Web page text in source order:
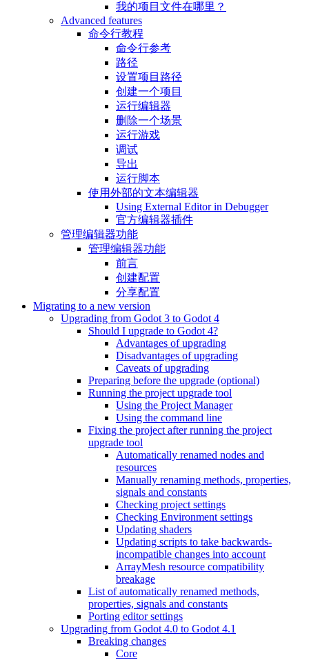
我的项目文件在哪里？
Advanced features
命令行教程
命令行参考
路径
设置项目路径
创建一个项目
运行编辑器
删除一个场景
运行游戏
调试
导出
运行脚本
使用外部的文本编辑器
Using External Editor in Debugger
官方编辑器插件
管理编辑器功能
管理编辑器功能
前言
创建配置
分享配置
Migrating to a new version
Upgrading from Godot 3 to Godot 4
Should I upgrade to Godot 4?
Advantages of upgrading
Disadvantages of upgrading
Caveats of upgrading
Preparing before the upgrade (optional)
Running the project upgrade tool
Using the Project Manager
Using the command line
Fixing the project after running the project
upgrade tool
Automatically renamed nodes and
resources
Manually renaming methods, properties,
signals and constants
Checking project settings
Checking Environment settings
Updating shaders
Updating scripts to take backwards-
incompatible changes into account
ArrayMesh resource compatibility
breakage
List of automatically renamed methods,
properties, signals and constants
Porting editor settings
Upgrading from Godot 4.0 to Godot 4.1
Breaking changes
Core